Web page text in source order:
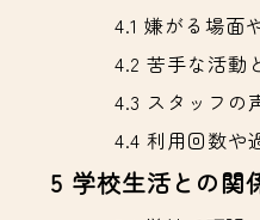
4.1 嫌がる場面
4.2 苦手な活動
4.3 スタッフの
4.4 利用回数や
5 学校生活との関